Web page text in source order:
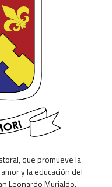
que promueve la
y la educación del
Leonardo Murialdo.